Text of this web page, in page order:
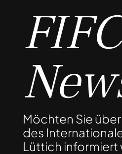
Möchten Sie
des
Lüttich informiert